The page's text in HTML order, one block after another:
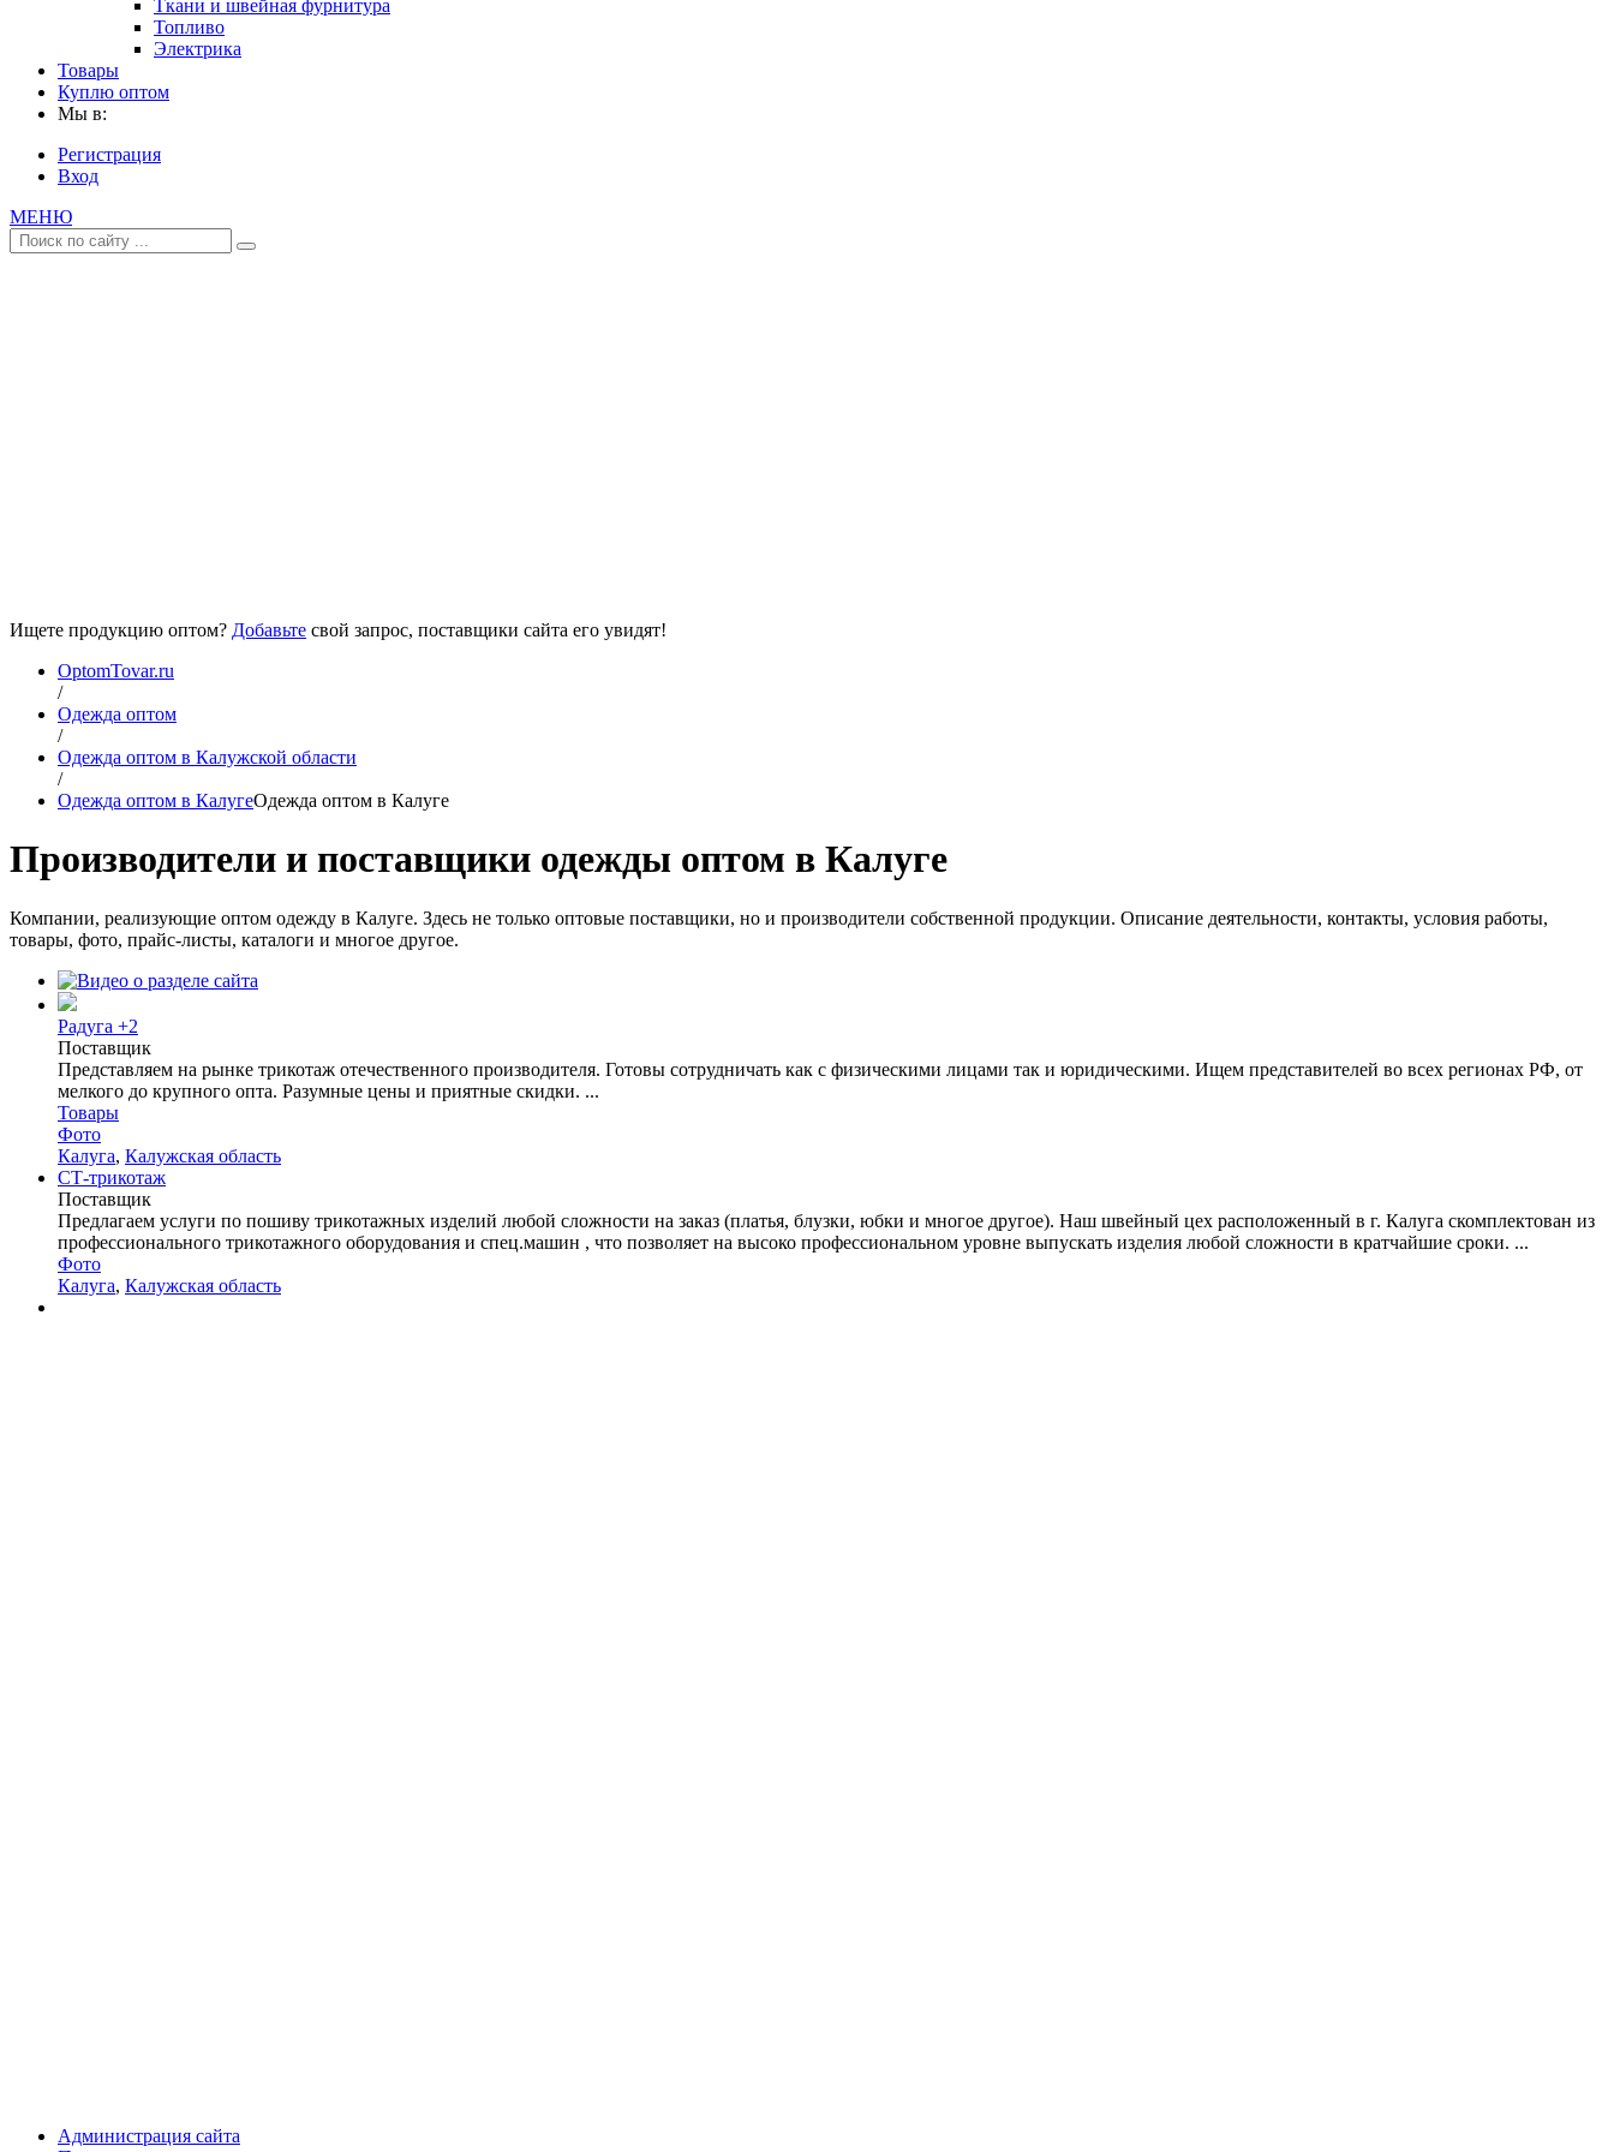
Ткани и швейная фурнитура
Топливо
Электрика
Товары
Куплю оптом
Мы в:
Регистрация
Вход
МЕНЮ
Ищете продукцию оптом? Добавьте свой запрос, поставщики сайта его увидят!
OptomTovar.ru
/
Одежда оптом
/
Одежда оптом в Калужской области
/
Одежда оптом в КалугеОдежда оптом в Калуге
Производители и поставщики одежды оптом в Калуге
Компании, реализующие оптом одежду в Калуге. Здесь не только оптовые поставщики, но и производители собственной продукции. Описание деятельности, контакты, условия работы,
товары, фото, прайс-листы, каталоги и многое другое.
Радуга +2
Поставщик
Представляем на рынке трикотаж отечественного производителя. Готовы сотрудничать как с физическими лицами так и юридическими. Ищем представителей во всех регионах РФ, от
мелкого до крупного опта. Разумные цены и приятные скидки. ...
Товары
Фото
Калуга, Калужская область
СТ-трикотаж
Поставщик
Предлагаем услуги по пошиву трикотажных изделий любой сложности на заказ (платья, блузки, юбки и многое другое). Наш швейный цех расположенный в г. Калуга скомплектован из
профессионального трикотажного оборудования и спец.машин , что позволяет на высоко профессиональном уровне выпускать изделия любой сложности в кратчайшие сроки. ...
Фото
Калуга, Калужская область
Администрация сайта